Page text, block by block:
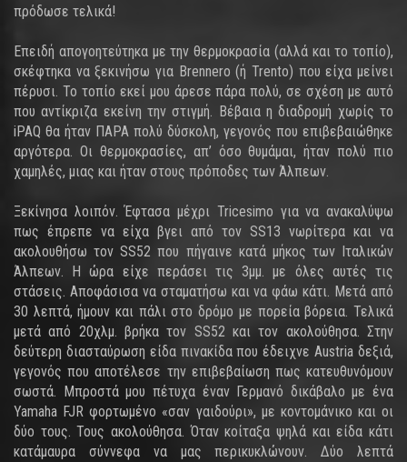
πρόδωσε τελικά!
Επειδή απογοητεύτηκα με την θερμοκρασία (αλλά και το τοπίο),
σκέφτηκα να ξεκινήσω για Brennero (ή Trento) που είχα μείνει
πέρυσι. Το τοπίο εκεί μου άρεσε πάρα πολύ, σε σχέση με αυτό
που αντίκριζα εκείνη την στιγμή. Βέβαια η διαδρομή χωρίς το
iPAQ θα ήταν ΠΑΡΑ πολύ δύσκολη, γεγονός που επιβεβαιώθηκε
αργότερα. Οι θερμοκρασίες, απ’ όσο θυμάμαι, ήταν πολύ πιο
χαμηλές, μιας και ήταν στους πρόποδες των Άλπεων.
Ξεκίνησα λοιπόν. Έφτασα μέχρι Tricesimo για να ανακαλύψω
πως έπρεπε να είχα βγει από τον SS13 νωρίτερα και να
ακολουθήσω τον SS52 που πήγαινε κατά μήκος των Ιταλικών
Άλπεων. Η ώρα είχε περάσει τις 3μμ. με όλες αυτές τις
στάσεις. Αποφάσισα να σταματήσω και να φάω κάτι. Μετά από
30 λεπτά, ήμουν και πάλι στο δρόμο με πορεία βόρεια. Τελικά
μετά από 20χλμ. βρήκα τον SS52 και τον ακολούθησα. Στην
δεύτερη διασταύρωση είδα πινακίδα που έδειχνε Austria δεξιά,
γεγονός που αποτέλεσε την επιβεβαίωση πως κατευθυνόμουν
σωστά. Μπροστά μου πέτυχα έναν Γερμανό δικάβαλο με ένα
Yamaha FJR φορτωμένο «σαν γαιδούρι», με κοντομάνικο και οι
δύο τους. Τους ακολούθησα. Όταν κοίταξα ψηλά και είδα κάτι
κατάμαυρα σύννεφα να μας περικυκλώνουν. Δύο λεπτά